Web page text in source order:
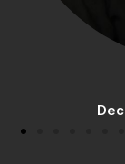
Inclusion &